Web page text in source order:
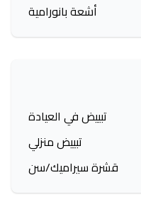
أشعة بانورامية
تبييض في العيادة
تبييض منزلي
قشرة سيراميك/سن